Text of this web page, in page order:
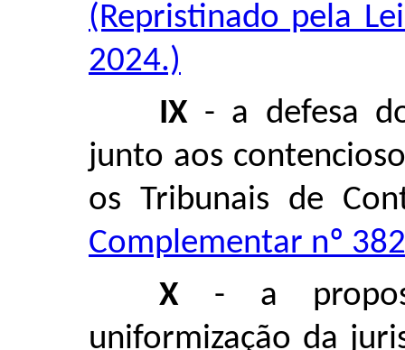
(Repristinado pela
2024.)
IX- a defesa
junto aos
os Tribunais de
Complementar nº
X- a
uniformização da